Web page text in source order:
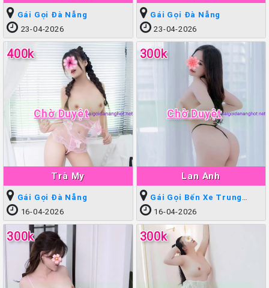
Gái Gọi Đà Nẵng
23-04-2026
Gái Gọi Đà Nẵng
23-04-2026
Trà My
400k
Chờ Duyệt
Gái Gọi Đà Nẵng
16-04-2026
Lan Anh
300k
Chờ Duyệt
Gái Gọi Bến Xe Trung
Tâm16-04-2026
300k 300k